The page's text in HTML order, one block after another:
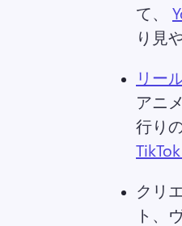
て、
り見
リー
アニ
行り
クリ
ト、